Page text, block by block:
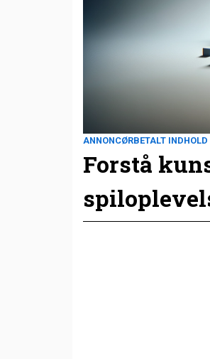
ANNONCØRBETALT INDHOLD
Forstå